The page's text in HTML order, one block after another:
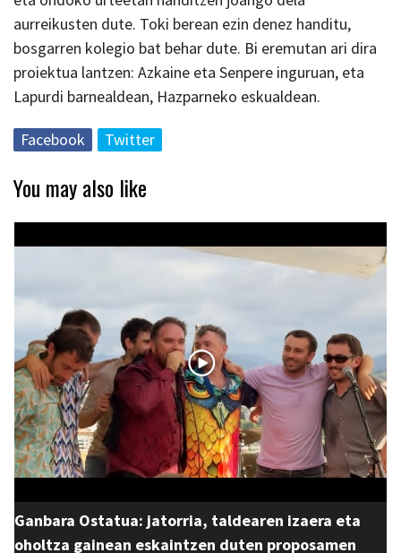
aurreikusten dute. Toki berean ezin denez handitu,
bosgarren kolegio bat behar dute. Bi eremutan ari dira
proiektua lantzen: Azkaine eta Senpere inguruan, eta
Lapurdi barnealdean, Hazparneko eskualdean.
Facebook Twitter
You may also like
Ganbara Ostatua: jatorria, taldearen izaera eta
oholtza gainean eskaintzen duten proposamen